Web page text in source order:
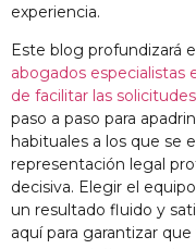
experiencia.
Este blog profundizará
abogados especialistas
de facilitar las
paso a paso para
habituales a los que se
representación legal
decisiva. Elegir el
un resultado fluido y
aquí para garantizar